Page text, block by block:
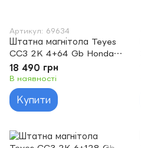
Артикул: 69634
Штатна магнітола Teyes
CC3 2K 4+64 Gb Honda
City 2014-2017 (A) 10"
18 490 грн
В наявності
Купити